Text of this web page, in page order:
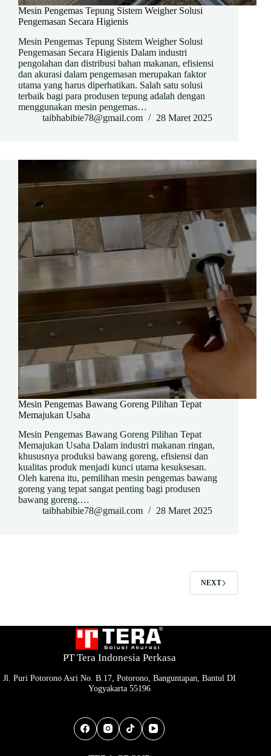
Mesin Pengemas Tepung Sistem Weigher Solusi
Pengemasan Secara Higienis
Mesin Pengemas Tepung Sistem Weigher Solusi
Pengemasan Secara Higienis Dalam industri
pengolahan dan distribusi bahan makanan, efisiensi
dan akurasi dalam pengemasan merupakan faktor
utama yang harus diperhatikan. Salah satu solusi
terbaik bagi para produsen tepung adalah dengan
menggunakan mesin pengemas…
taibhabibie78@gmail.com
28 Maret 2025
Mesin Pengemas Bawang Goreng Pilihan Tepat
Memajukan Usaha
Mesin Pengemas Bawang Goreng Pilihan Tepat
Memajukan Usaha Dalam industri makanan ringan,
khususnya produksi bawang goreng, efisiensi dan
kualitas produk menjadi kunci utama kesuksesan.
Oleh karena itu, pemilihan mesin pengemas bawang
goreng yang tepat sangat penting bagi produsen
bawang goreng.…
taibhabibie78@gmail.com
28 Maret 2025
NEXT
PT Tera Indonesia Perkasa
Jl. Puri Potorono Asri No. B.17, Potorono, Banguntapan, Bantul DI
Yogyakarta 55196